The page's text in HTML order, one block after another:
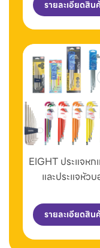
รายละเอียดสิน
EIGHT ประแจหก
และประแจหัวบ
รายละเอียดสิน